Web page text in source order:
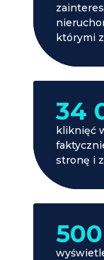
którymi
34
kliknięć
stronę i